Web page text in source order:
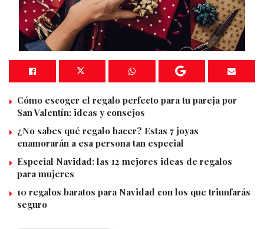
Cómo escoger el regalo perfecto para tu pareja por
San Valentín: ideas y consejos
¿No sabes qué regalo hacer? Estas 7 joyas
enamorarán a esa persona tan especial
Especial Navidad: las 12 mejores ideas de regalos
para mujeres
10 regalos baratos para Navidad con los que triunfarás
seguro